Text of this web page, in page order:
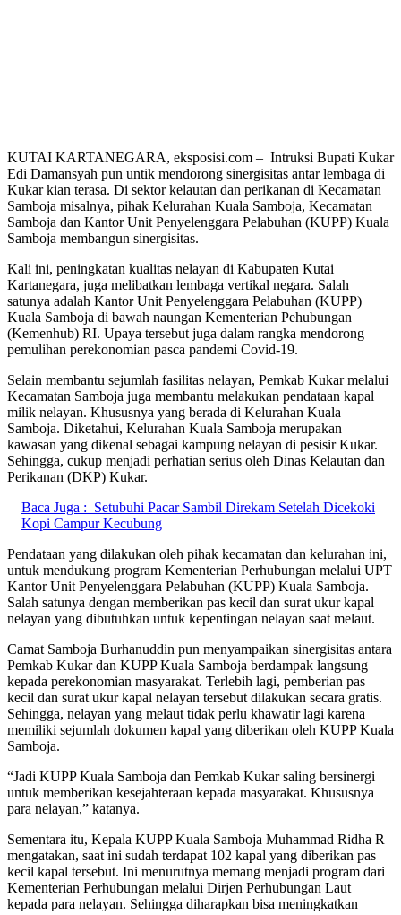
KUTAI KARTANEGARA, eksposisi.com – Intruksi Bupati Kukar
Edi Damansyah pun untik mendorong sinergisitas antar lembaga di
Kukar kian terasa. Di sektor kelautan dan perikanan di Kecamatan
Samboja misalnya, pihak Kelurahan Kuala Samboja, Kecamatan
Samboja dan Kantor Unit Penyelenggara Pelabuhan (KUPP) Kuala
Samboja membangun sinergisitas.
Kali ini, peningkatan kualitas nelayan di Kabupaten Kutai
Kartanegara, juga melibatkan lembaga vertikal negara. Salah
satunya adalah Kantor Unit Penyelenggara Pelabuhan (KUPP)
Kuala Samboja di bawah naungan Kementerian Pehubungan
(Kemenhub) RI. Upaya tersebut juga dalam rangka mendorong
pemulihan perekonomian pasca pandemi Covid-19.
Selain membantu sejumlah fasilitas nelayan, Pemkab Kukar melalui
Kecamatan Samboja juga membantu melakukan pendataan kapal
milik nelayan. Khususnya yang berada di Kelurahan Kuala
Samboja. Diketahui, Kelurahan Kuala Samboja merupakan
kawasan yang dikenal sebagai kampung nelayan di pesisir Kukar.
Sehingga, cukup menjadi perhatian serius oleh Dinas Kelautan dan
Perikanan (DKP) Kukar.
Baca Juga : Setubuhi Pacar Sambil Direkam Setelah Dicekoki
Kopi Campur Kecubung
Pendataan yang dilakukan oleh pihak kecamatan dan kelurahan ini,
untuk mendukung program Kementerian Perhubungan melalui UPT
Kantor Unit Penyelenggara Pelabuhan (KUPP) Kuala Samboja.
Salah satunya dengan memberikan pas kecil dan surat ukur kapal
nelayan yang dibutuhkan untuk kepentingan nelayan saat melaut.
Camat Samboja Burhanuddin pun menyampaikan sinergisitas antara
Pemkab Kukar dan KUPP Kuala Samboja berdampak langsung
kepada perekonomian masyarakat. Terlebih lagi, pemberian pas
kecil dan surat ukur kapal nelayan tersebut dilakukan secara gratis.
Sehingga, nelayan yang melaut tidak perlu khawatir lagi karena
memiliki sejumlah dokumen kapal yang diberikan oleh KUPP Kuala
Samboja.
“Jadi KUPP Kuala Samboja dan Pemkab Kukar saling bersinergi
untuk memberikan kesejahteraan kepada masyarakat. Khususnya
para nelayan,” katanya.
Sementara itu, Kepala KUPP Kuala Samboja Muhammad Ridha R
mengatakan, saat ini sudah terdapat 102 kapal yang diberikan pas
kecil kapal tersebut. Ini menurutnya memang menjadi program dari
Kementerian Perhubungan melalui Dirjen Perhubungan Laut
kepada para nelayan. Sehingga diharapkan bisa meningkatkan